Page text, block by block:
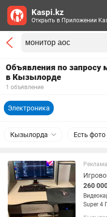
Объявления по запросу
в Кызылорде
1 объявление
Электроника
Кызылорда Есть фото
Реклама
260
Super 4
Kaspi.kz
Открыть в Приложении